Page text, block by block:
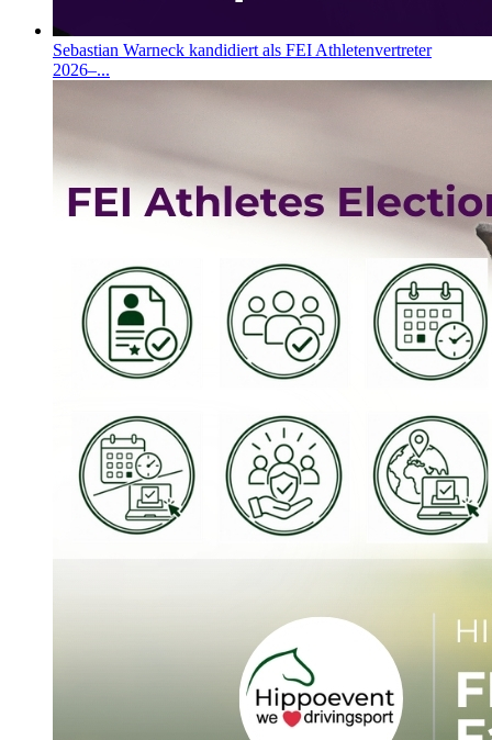
Sebastian Warneck kandidiert als FEI Athletenvertreter
2026–...